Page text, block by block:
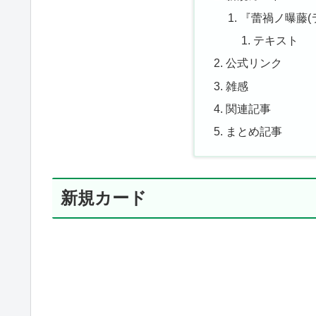
『蕾禍ノ曝藤
テキスト
公式リンク
雑感
関連記事
まとめ記事
新規カード